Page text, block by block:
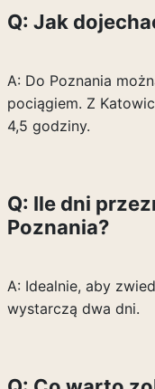
Q: Jak
A: Do Poznania
pociągiem. Z
4,5 godziny.
Q: Ile dni
Poznania?
A: Idealnie, aby
wystarczą dwa dni.